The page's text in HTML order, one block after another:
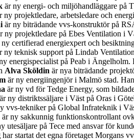
är ny energi- och miljöhandläggare på
ny projektledare, arbetsledare och
är ny biträdande vvs-konstruktör på
ny projektledare på Ebes Ventilation i
ny certifierad energiexpert och
ny teknisk support på Lindab
energispecialist på Peab i
Alva Sköldin är nya biträdande
är ny energiingenjör i Malmö stad.
är ny vd för Tedge Energy, som
är ny distriktssäljare i Väst på Oras i
vvs-tekniker på Global Infrateknik i
är ny sakkunnig funktionskontrollant
utesäljare på Tece med ansvar för
har startat det egna företaget Morgans